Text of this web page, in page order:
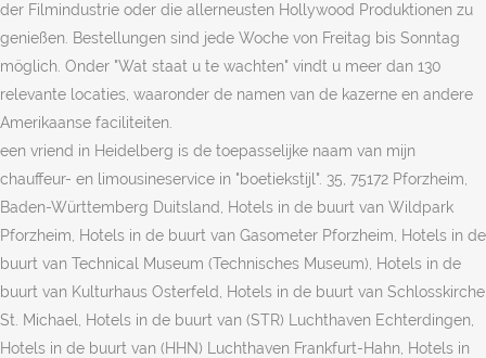
der Filmindustrie oder die allerneusten Hollywood Produktionen zu
genießen. Bestellungen sind jede Woche von Freitag bis Sonntag
möglich. Onder "Wat staat u te wachten" vindt u meer dan 130
relevante locaties, waaronder de namen van de kazerne en andere
Amerikaanse faciliteiten.
een vriend in Heidelberg is de toepasselijke naam van mijn
chauffeur- en limousineservice in "boetiekstijl". 35, 75172 Pforzheim,
Baden-Württemberg Duitsland, Hotels in de buurt van Wildpark
Pforzheim, Hotels in de buurt van Gasometer Pforzheim, Hotels in de
buurt van Technical Museum (Technisches Museum), Hotels in de
buurt van Kulturhaus Osterfeld, Hotels in de buurt van Schlosskirche
St. Michael, Hotels in de buurt van (STR) Luchthaven Echterdingen,
Hotels in de buurt van (HHN) Luchthaven Frankfurt-Hahn, Hotels in